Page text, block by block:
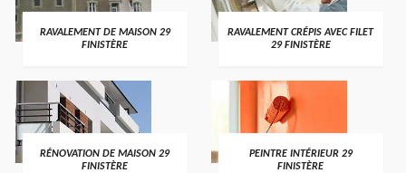
RAVALEMENT DE MAISON 29
FINISTÈRE
RAVALEMENT CRÉPIS AVEC FILET
29 FINISTÈRE
RÉNOVATION DE MAISON 29
FINISTÈRE
PEINTRE INTÉRIEUR 29
FINISTÈRE